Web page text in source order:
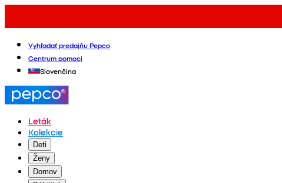
Vyhľadať predajňu Pepco
Centrum pomoci
Slovenčina
Leták
Kolekcie
Deti
Ženy
Domov